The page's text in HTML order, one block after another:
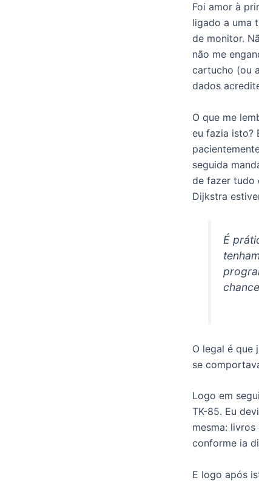
Foi amor à
ligado a uma
de monitor.
não me
cartucho (ou
dados
O que me
eu fazia isto?
seguida
de fazer tudo
Dijkstra
É
O legal é que
se
Logo em
TK-85. Eu
mesma:
conforme ia
E logo após